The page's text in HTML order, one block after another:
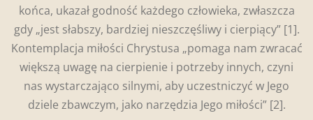
końca, ukazał godność każdego człowieka, zwłaszcza
gdy „jest słabszy, bardziej nieszczęśliwy i cierpiący” [1].
Kontemplacja miłości Chrystusa „pomaga nam zwracać
większą uwagę na cierpienie i potrzeby innych, czyni
nas wystarczająco silnymi, aby uczestniczyć w Jego
dziele zbawczym, jako narzędzia Jego miłości” [2].